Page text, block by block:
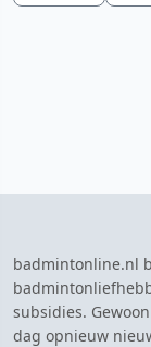
badmintonline.nl
subsidies.
dag opnieuw